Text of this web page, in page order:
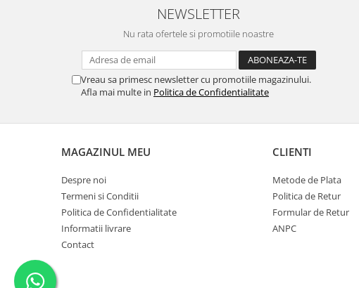
NEWSLETTER
Nu rata ofertele si promotiile noastre
Vreau sa primesc newsletter cu promotiile magazinului.
Afla mai multe in Politica de Confidentialitate
MAGAZINUL MEU
Despre noi
Termeni si Conditii
Politica de Confidentialitate
Informatii livrare
Contact
CLIENTI
Metode de Plata
Politica de Retur
Formular de Retur
ANPC